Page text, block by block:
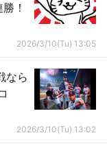
！
2026/3/10(Tu) 13:05
なら
2026/3/10(Tu) 13:02